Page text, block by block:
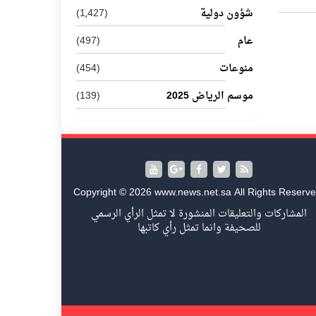
شؤون دولية
(1٬427)
عام
(497)
منوعات
(454)
موسم الرياض 2025
(139)
Copyright © 2026 www.news.net.sa All Rights
المشاركات والتعليقات المنشورة لا تمثل الرأي الرسمي
للصحيفة وانما تمثل رأي كاتبها